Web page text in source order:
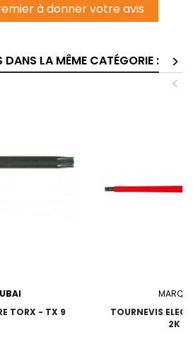
à donner votre avis
DANS LA MÊME CATÉGORIE :
>
<
TORX - TX 9
TOURNEVIS
2K -